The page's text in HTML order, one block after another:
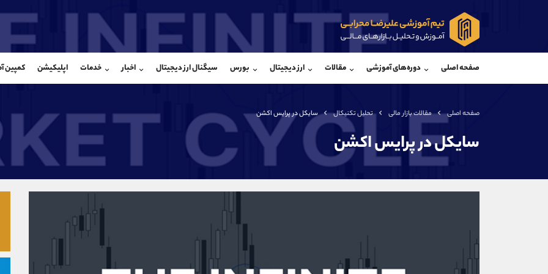
صفحه اصلی دوره‌های آموزشی مقالات ارز دیجیتال بورس سیگنال ارز دیجیتال اخبار خدمات اپلیکیشن کمپین
صفحه اصلی مقالات بازار مالی تحلیل تکنیکال سایکل در پرایس اکشن
سایکل در پرایس اکشن
@Armteam_admin_por
107 داخلی داخلی
اطلاعات تماس (دفتر فروش)
تلفن